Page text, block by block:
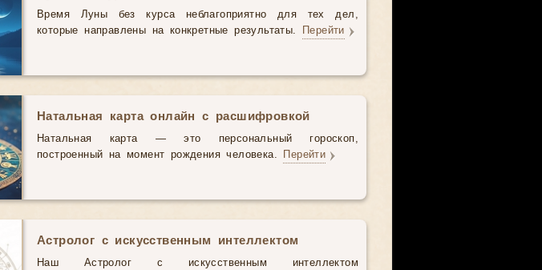
Время Луны без курса неблагоприятно для тех дел,
которые направлены на конкретные результаты. Перейти
Натальная карта онлайн с расшифровкой
Натальная карта — это персональный гороскоп,
построенный на момент рождения человека. Перейти
Астролог с искусственным интеллектом
Наш Астролог с искусственным интеллектом